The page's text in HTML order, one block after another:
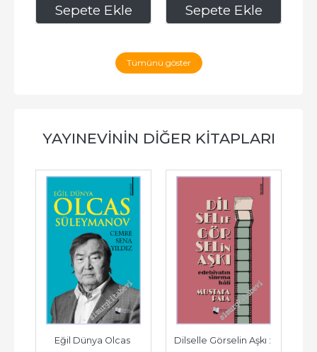
Sepete Ekle
229,40 Sepete Ekle
258,75
Tümünü göster
YAYINEVININ DIĞER KITAPLARI
Eğil Dünya Olcas
Dilselle Görselin Aşkı :